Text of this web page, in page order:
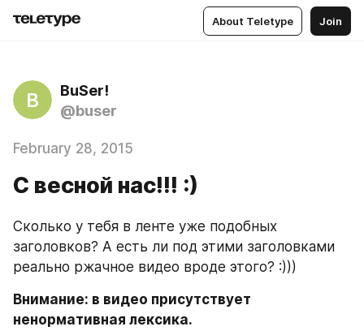
About Teletype Join
B
BuSer!
@buser
February 28, 2015
С весной нас!!! :)
Сколько у тебя в ленте уже подобных
заголовков? А есть ли под этими заголовками
реально ржачное видео вроде этого? :)))
Внимание: в видео присутствует
ненормативная лексика.